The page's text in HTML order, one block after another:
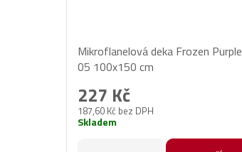
Mikroflanelová deka Frozen Purple
05 100x150 cm
187,60 Kč bez DPH
227 Kč
Skladem